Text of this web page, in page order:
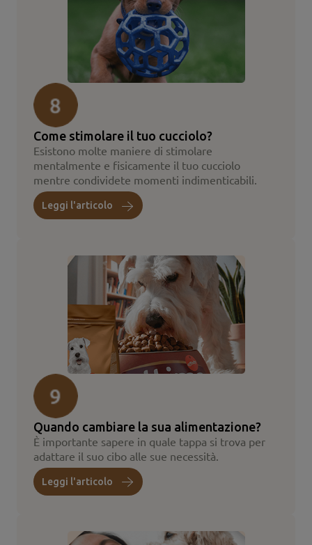
Come stimolare il tuo cucciolo?
Esistono molte maniere di stimolare
mentalmente e fisicamente il tuo cucciolo
mentre condividete momenti indimenticabili.
Leggi l'articolo
Quando cambiare la sua alimentazione?
È importante sapere in quale tappa si trova per
adattare il suo cibo alle sue necessità.
Leggi l'articolo